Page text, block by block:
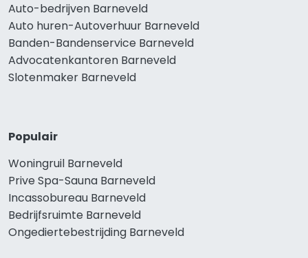
Auto-bedrijven Barneveld
Auto huren-Autoverhuur Barneveld
Banden-Bandenservice Barneveld
Advocatenkantoren Barneveld
Slotenmaker Barneveld
Populair
Woningruil Barneveld
Prive Spa-Sauna Barneveld
Incassobureau Barneveld
Bedrijfsruimte Barneveld
Ongediertebestrijding Barneveld